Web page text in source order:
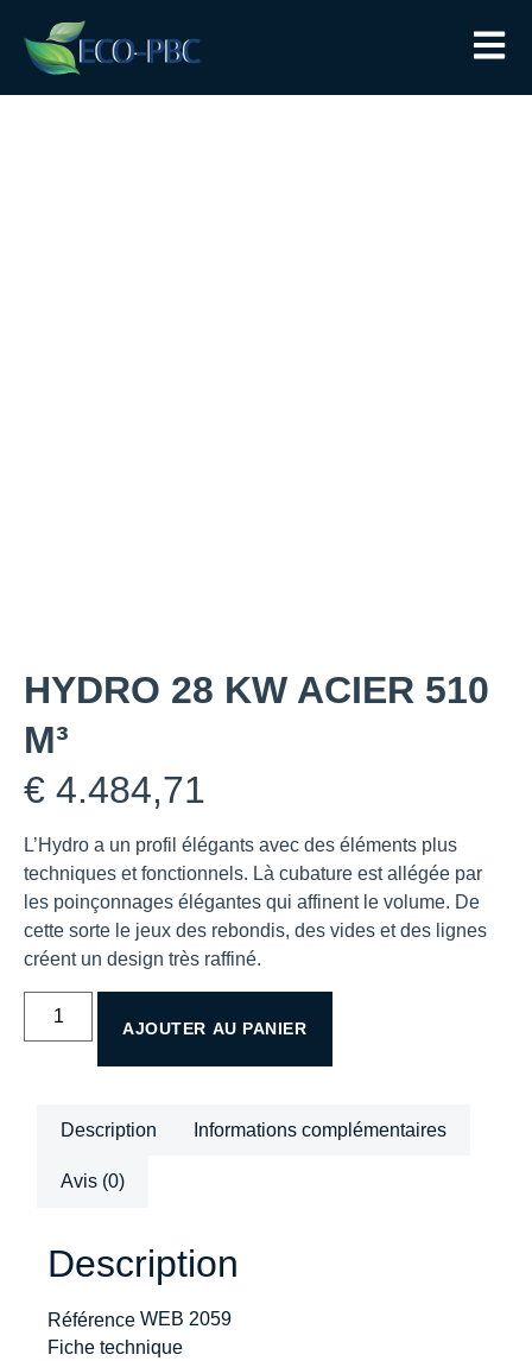
HYDRO 28 KW ACIER 510
M³
€ 4.484,71
L’Hydro a un profil élégants avec des éléments plus
techniques et fonctionnels. Là cubature est allégée par
les poinçonnages élégantes qui affinent le volume. De
cette sorte le jeux des rebondis, des vides et des lignes
créent un design très raffiné.
AJOUTER AU PANIER
Description Informations complémentaires
Avis (0)
Description
Référence WEB 2059
Fiche technique